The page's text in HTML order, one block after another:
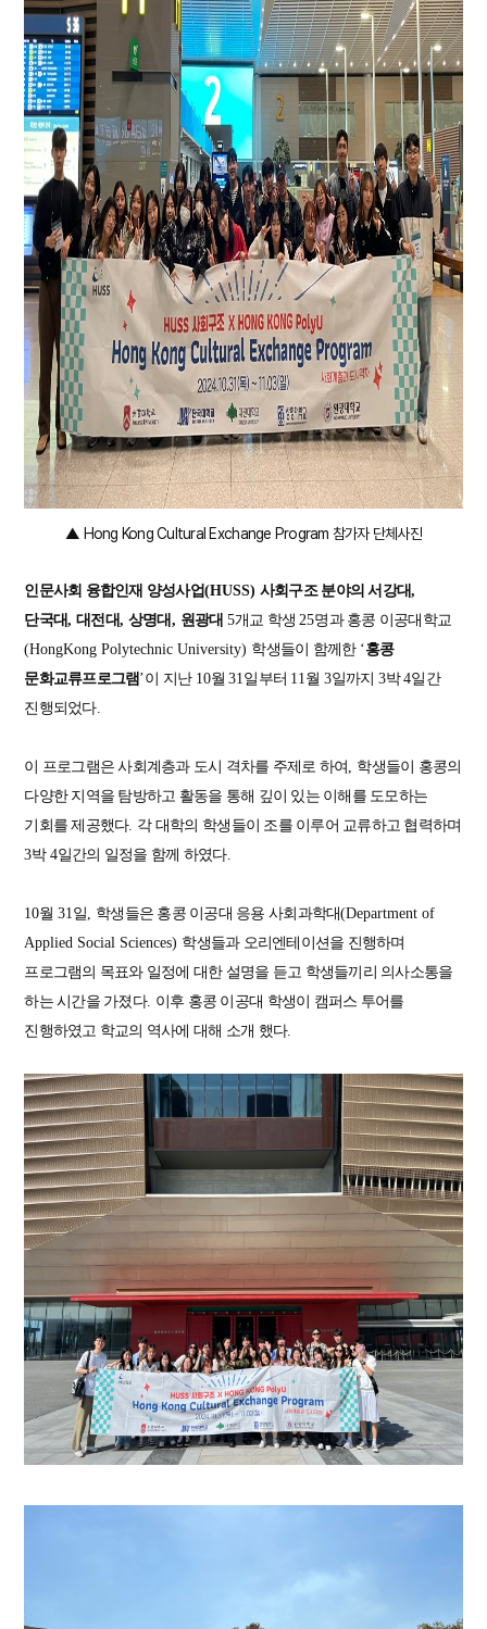
▲ Hong Kong Cultural Exchange Program 참가자 단체사진
인문사회 융합인재 양성사업(HUSS) 사회구조 분야의 서강대,
단국대,대전대, 상명대 , 원광대 5개교 학생25명과 홍콩 이공대학교
(HongKong Polytechnic University) 학생들이 함께한 ‘홍콩
문화교류프로그램’이 지난 10월31일부터 11월 3일까지 3박4일간
진행되었다.
이 프로그램은 사회계층과 도시 격차를 주제로 하여 , 학생들이 홍콩의
다양한 지역을 탐방하고 활동을 통해 깊이 있는 이해를 도모하는
기회를 제공했다. 각 대학의 학생들이 조를 이루어 교류하고 협력하며
3박 4일간의 일정을 함께 하였다.
10월 31일, 학생들은 홍콩 이공대 응용 사회과학대(Department of
Applied Social Sciences) 학생들과 오리엔테이션을 진행하며
프로그램의 목표와 일정에 대한 설명을 듣고 학생들끼리 의사소통을
하는 시간을 가졌다. 이후 홍콩 이공대 학생이 캠퍼스 투어를
진행하였고 학교의 역사에 대해 소개 했다.